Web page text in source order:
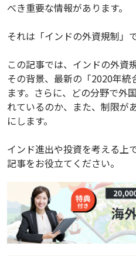
べき重要な情報があります。
それは「インドの外資規制」で
この記事では、インドの外資
その背景、最新の「2020年
ます。さらに、どの分野で外
れているのか、また、制限が
にします。
インド進出や投資を考える上
記事をお役立てください。